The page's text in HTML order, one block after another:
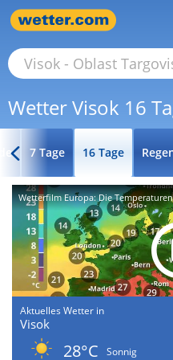
Wetter Visok 16
7 Tage 16 Tage
Wetterfilm Europa: Die
Aktuelles Wetter in
Visok
28°C
Sonnig